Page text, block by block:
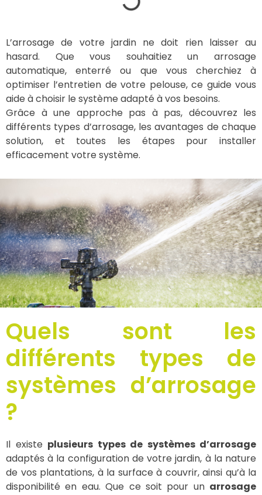
L’arrosage de votre jardin ne doit rien laisser au
hasard. Que vous souhaitiez un arrosage
automatique, enterré ou que vous cherchiez à
optimiser l’entretien de votre pelouse, ce guide vous
aide à choisir le système adapté à vos besoins.
Grâce à une approche pas à pas, découvrez les
différents types d’arrosage, les avantages de chaque
solution, et toutes les étapes pour installer
efficacement votre système.
Quels sont les
différents types de
systèmes d’arrosage
?
Il existe plusieurs types de systèmes d’arrosage
adaptés à la configuration de votre jardin, à la nature
de vos plantations, à la surface à couvrir, ainsi qu’à la
disponibilité en eau. Que ce soit pour un arrosage